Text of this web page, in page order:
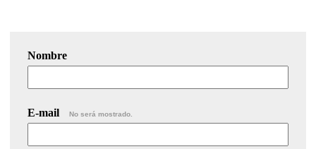
Nombre
E-mail No será mostrado.